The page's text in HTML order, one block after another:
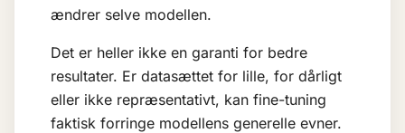
ændrer selve modellen.
Det er heller ikke en garanti for bedre
resultater. Er datasættet for lille, for dårligt
eller ikke repræsentativt, kan fine-tuning
faktisk forringe modellens generelle evner.